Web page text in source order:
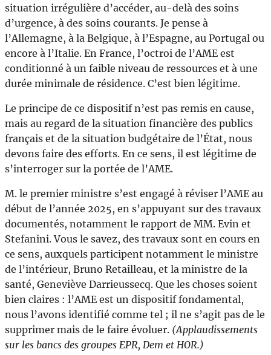
situation irrégulière d’accéder, au-delà des soins
d’urgence, à des soins courants. Je pense à
l’Allemagne, à la Belgique, à l’Espagne, au Portugal ou
encore à l’Italie. En France, l’octroi de l’AME est
conditionné à un faible niveau de ressources et à une
durée minimale de résidence. C’est bien légitime.
Le principe de ce dispositif n’est pas remis en cause,
mais au regard de la situation financière des publics
français et de la situation budgétaire de l’État, nous
devons faire des efforts. En ce sens, il est légitime de
s’interroger sur la portée de l’AME.
M. le premier ministre s’est engagé à réviser l’AME au
début de l’année 2025, en s’appuyant sur des travaux
documentés, notamment le rapport de MM. Evin et
Stefanini. Vous le savez, des travaux sont en cours en
ce sens, auxquels participent notamment le ministre
de l’intérieur, Bruno Retailleau, et la ministre de la
santé, Geneviève Darrieussecq. Que les choses soient
bien claires : l’AME est un dispositif fondamental,
nous l’avons identifié comme tel ; il ne s’agit pas de le
supprimer mais de le faire évoluer. (Applaudissements
sur les bancs des groupes EPR, Dem et HOR.)